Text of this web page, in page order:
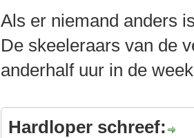
Als er niemand anders
De skeeleraars van de
anderhalf uur in de
Hardloper schreef: